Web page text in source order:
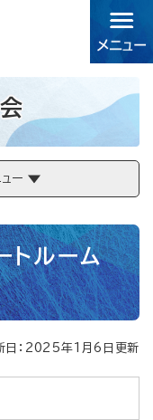
ー
トルーム
日：2025年1月6日更新